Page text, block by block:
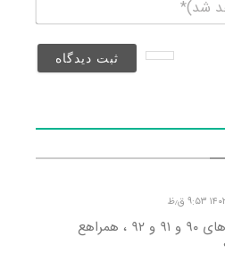
(منتشر
چرا پاسخنامه ازمون سال های ۹۰ و ۹۱ و ۹۲ ، همراهع